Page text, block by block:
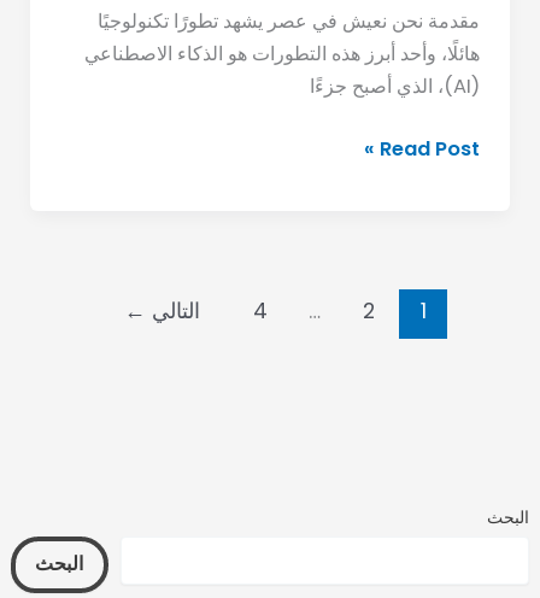
البحث
البحث
مقدمة نحن نعيش في عصر يشهد تطورًا تكنولوجيًا
هائلًا، وأحد أبرز هذه التطورات هو الذكاء الاصطناعي
(AI)، الذي أصبح جزءًا
لمواكبة
العصر
التقني
Read Post »
1
2
…
4 التالي ←